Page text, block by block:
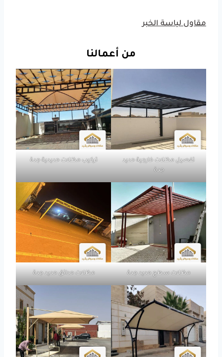
مقاول لياسة الخبر
من أعمالنا
تفصيل مظلات خارجية حديد
جدة
تركيب مظلات حديدية جدة
مظلات سطح حديد جدة مظلات حدائق حديد جدة